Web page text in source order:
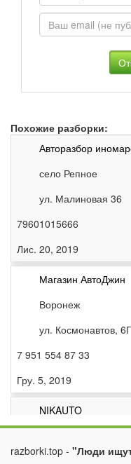
Похожие разборки:
Авторазбор
село Репное
ул. Малиновая 36
79601015666
Лис. 20, 2019
Магазин АвтоДжин
Воронеж
ул. Космонавтов, 6Г
7 951 554 87 33
Гру. 5, 2019
NIKAUTO
улица Планетная 26в
razborki.top - "Люди